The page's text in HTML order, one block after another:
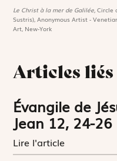
Le Christ à la mer de Galilée,Circle
Sustris), Anonymous Artist -
Art, New-York
Articles liés
Évangile de
Jean 12, 24-26
Lire l'article